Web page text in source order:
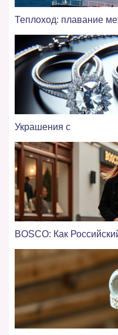
Теплоход: плавание
Украшения с
BOSCO: Как